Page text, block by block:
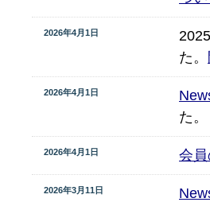
2026年4月1日
た。
2026年4月1日
た。
2026年4月1日 会
2026年3月11日